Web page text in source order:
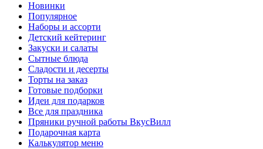
Новинки
Популярное
Наборы и ассорти
Детский кейтеринг
Закуски и салаты
Сытные блюда
Сладости и десерты
Торты на заказ
Готовые подборки
Идеи для подарков
Все для праздника
Пряники ручной работы ВкусВилл
Подарочная карта
Калькулятор меню